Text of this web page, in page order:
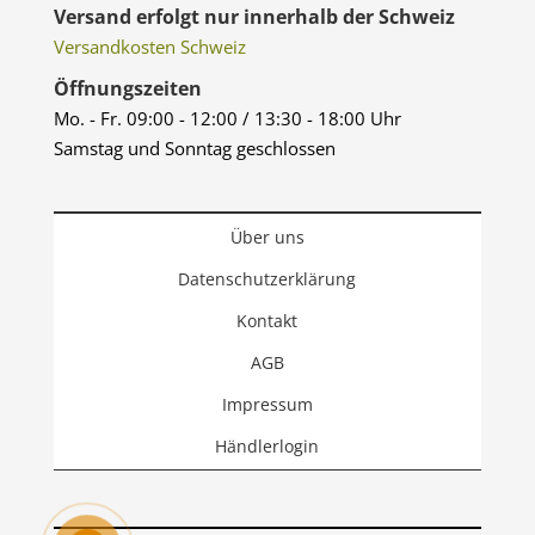
Versand erfolgt nur innerhalb der Schweiz
Versandkosten Schweiz
Öffnungszeiten
Mo. - Fr. 09:00 - 12:00 / 13:30 - 18:00 Uhr
Samstag und Sonntag geschlossen
Über uns
Datenschutzerklärung
Kontakt
AGB
Impressum
Händlerlogin